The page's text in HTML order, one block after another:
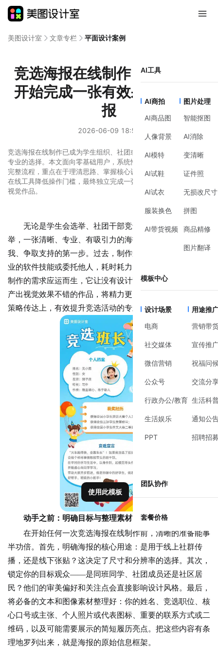
AI工具
AI商拍
AI商品图
人像背景
AI模特
AI试鞋
AI试衣
服装换色
AI带货视频
图片处理
智能抠图
AI消除
变清晰
证件照
无损改尺寸
拼图
商品精修
图片翻译
模板中心
设计场景
电商
社交媒体
微信营销
公众号
行政办公/教育
生活娱乐
PPT
用途推
营销带
宣传推
祝福问
交流分
生活科
通知公
招聘招
团队协作
套餐价格
美图设计室 文章专栏 平面设计案例
竞选海报在线制作，如何从零
开始完成一张有效果的宣传海
报
2026-06-09 18:56
竞选海报在线制作已成为学生组织、社团或社区内部选举时高效且
专业的选择。本文面向零基础用户，系统性地介绍从构思到完成的
完整流程，重点在于理清思路、掌握核心设计原则，并借助合适的
在线工具降低操作门槛，最终独立完成一张能清晰传达竞选信息的
视觉作品。
无论是学生会选举、社团干部竞选，还是社区代表推
举，一张清晰、专业、有吸引力的海报往往是候选人展示自
我、争取支持的第一步。过去，制作这样的海报可能需要专
业的软件技能或委托他人，耗时耗力。如今，竞选海报在线
制作的需求应运而生，它让没有设计背景的普通人也能快速
产出视觉效果不错的作品，将精力更多地聚焦在内容提炼和
策略传达 上，有效提升竞选活动的专业度和第一印象。
使用此模板
动手之前：明确目标与整理素材
在开始任何一次竞选海报在线制作前，清晰的准备能事
半功倍。首先，明确海报的核心用途：是用于线上社群传
播，还是线下张贴？这决定了尺寸和分辨率的选择。其次，
锁定你的目标观众——是同班同学、社团成员还是社区居
民？他们的审美偏好和关注点会直接影响设计风格。最后，
将必备的文本和图像素材整理好：你的姓名、竞选职位、核
心口号或主张、个人照片或代表图标、重要的联系方式或二
维码，以及可能需要展示的简短履历亮点。把这些内容有条
理地罗列出来，就是海报的原始信息框架。